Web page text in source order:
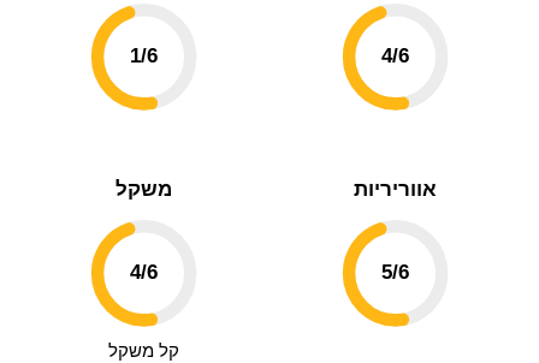
4/6
1/6
אווריריות
5/6
משקל
4/6
קל משקל